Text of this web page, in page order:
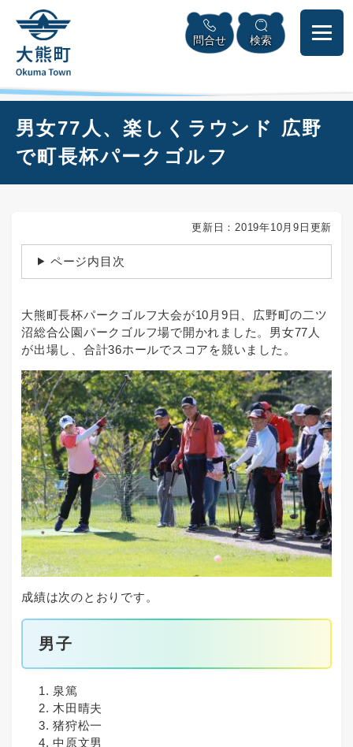
頭
メニューを飛ばして本文へ
問合せ 検索
男女77人、楽しくラウンド 広野
で町長杯パークゴルフ
更新日：2019年10月9日更新
ページ内目次
大熊町長杯パークゴルフ大会が10月9日、広野町の二ツ
沼総合公園パークゴルフ場で開かれました。男女77人
が出場し、合計36ホールでスコアを競いました。
成績は次のとおりです。
男子
泉篤
木田晴夫
猪狩松一
中原文男